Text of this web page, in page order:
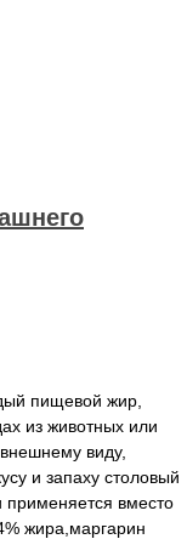
пищевой жир,
из животных или
виду,
и запаху столовый
вместо
жира,маргарин